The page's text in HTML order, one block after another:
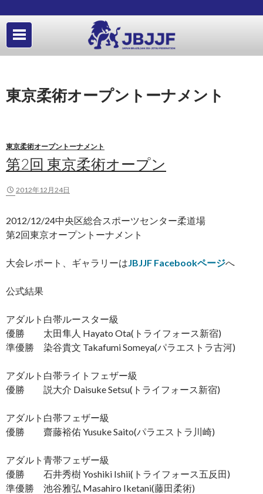
東京柔術オープントーナメント
東京柔術オープントーナメント
第2回 東京柔術オープン
2012年12月24日
2012/12/24中央区総合スポーツセンター柔道場
第2回東京オープントーナメント
大会レポート、ギャラリーは JBJJF Facebookページへ
公式結果
アダルト白帯ルースター級
優勝 太田隼人 Hayato Ota(トライフォース新宿)
準優勝 染谷貴文 Takafumi Someya(パラエストラ古河)
アダルト白帯ライトフェザー級
優勝 説大介 Daisuke Setsu(トライフォース新宿)
アダルト白帯フェザー級
優勝 齋藤裕佑 Yusuke Saito(パラエストラ川崎)
アダルト青帯フェザー級
優勝 石井秀樹 Yoshiki Ishii(トライフォース五反田)
準優勝 池谷雅弘 Masahiro Iketani(藤田柔術)